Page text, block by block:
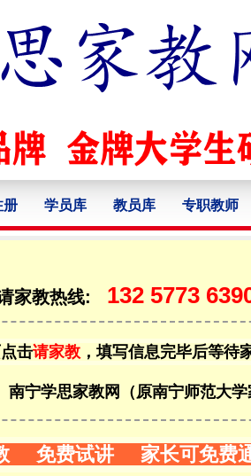
册 学员库 教员库 专职教师
家教热线: 132 5773
击请家教 ，填写信息完毕后等待
南宁学思家教网（原南宁师范大学
免费试讲 家长可免费通